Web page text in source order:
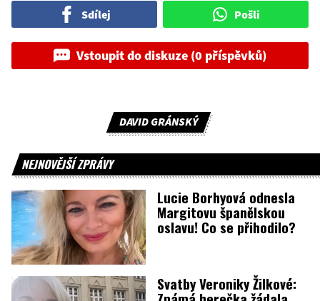
Sdílej Pošli
Vstoupit do diskuze (0 příspěvků)
DAVID GRÁNSKÝ
NEJNOVĚJŠÍ ZPRÁVY
Lucie Borhyová odnesla
Margitovu španělskou
oslavu! Co se přihodilo?
Svatby Veroniky Žilkové: